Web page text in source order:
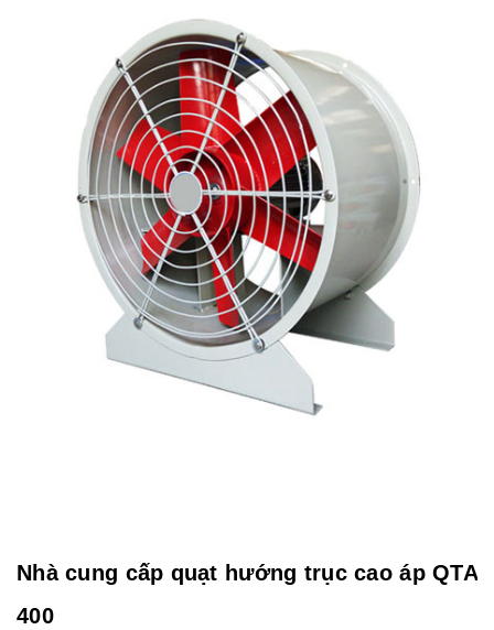
Nhà cung cấp quạt hướng trục cao áp QTA
400